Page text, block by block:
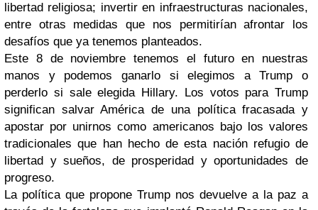
libertad religiosa; invertir en infraestructuras nacionales,
entre otras medidas que nos permitirían afrontar los
desafíos que ya tenemos planteados.
Este 8 de noviembre tenemos el futuro en nuestras
manos y podemos ganarlo si elegimos a Trump o
perderlo si sale elegida Hillary. Los votos para Trump
significan salvar América de una política fracasada y
apostar por unirnos como americanos bajo los valores
tradicionales que han hecho de esta nación refugio de
libertad y sueños, de prosperidad y oportunidades de
progreso.
La política que propone Trump nos devuelve a la paz a